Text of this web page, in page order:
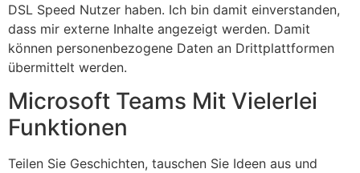
DSL Speed Nutzer haben. Ich bin damit einverstanden,
dass mir externe Inhalte angezeigt werden. Damit
können personenbezogene Daten an Drittplattformen
übermittelt werden.
Microsoft Teams Mit Vielerlei
Funktionen
Teilen Sie Geschichten, tauschen Sie Ideen aus und